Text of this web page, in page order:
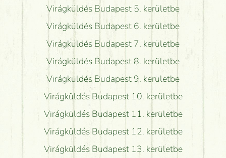
Virágküldés Budapest 5. kerületbe
Virágküldés Budapest 6. kerületbe
Virágküldés Budapest 7. kerületbe
Virágküldés Budapest 8. kerületbe
Virágküldés Budapest 9. kerületbe
Virágküldés Budapest 10. kerületbe
Virágküldés Budapest 11. kerületbe
Virágküldés Budapest 12. kerületbe
Virágküldés Budapest 13. kerületbe